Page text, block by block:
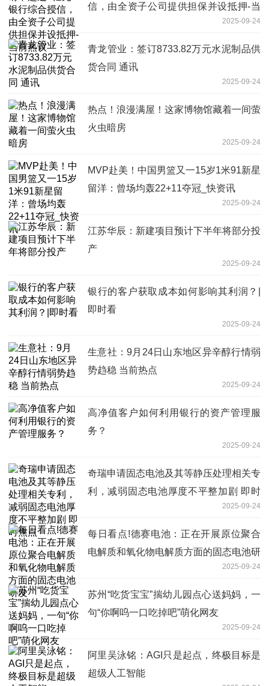
信，由全资子公司提供担保并设抵押-当
2025-09-24
青龙管业：签订8733.82万元水泥制品供
货合同 通讯
2025-09-24
热点！浪漫满屋！这家博物馆藏着一间萤
火虫暗房
2025-09-24
MVP赴美！中国男篮又一15岁1米91新星
留洋：曾场均轰22+11夺冠_快资讯
2025-09-24
江苏华辰：新建项目预计下半年将部分投
产
2025-09-24
银行的客户获取成本如何影响其利润？|
即时看
2025-09-24
生意社：9月24日山东地区异辛醇行情弱
势趋稳 当前热点
2025-09-24
高净值客户如何利用银行的资产管理服
务？
2025-09-24
奇瑞申请固态电池及其等静压处理相关专
利，减弱固态电池厚度不平整加剧 即时
2025-09-24
每日看点!德赛电池：正在开展原位聚合
电解质和氧化物电解质方面的固态电池研
2025-09-24
苏州“吃货宝宝”揣幼儿园点心送妈妈，一
句“你啊呜一口吃掉吧”萌化网友
2025-09-24
阿里吴泳铭：AGI只是起点，终极目标是
超级人工智能